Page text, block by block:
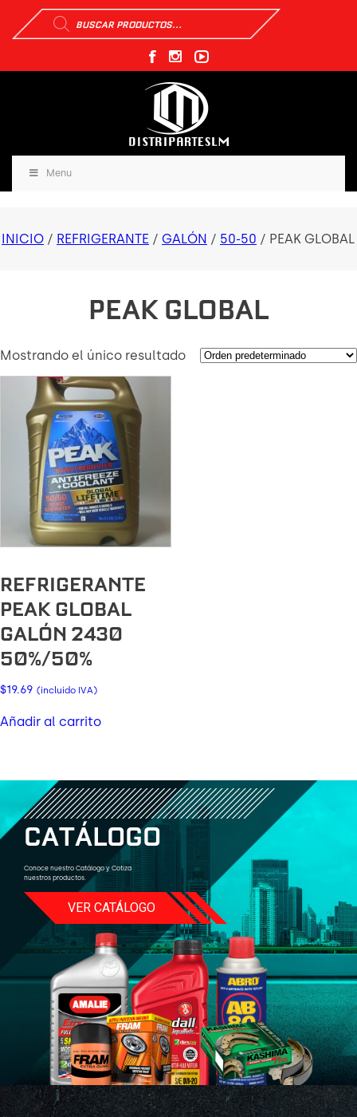
Búsqueda
de
productos
Menu
INICIO / REFRIGERANTE / GALÓN / 50-50 / PEAK GLOBAL
PEAK GLOBAL
Mostrando el único resultado
REFRIGERANTE
PEAK GLOBAL
GALÓN 2430
50%/50%
$19.69 (incluido IVA)
Añadir al carrito
CATÁLOGO
Conoce nuestro Catálogo y Cotiza
nuestros productos.
VER CATÁLOGO